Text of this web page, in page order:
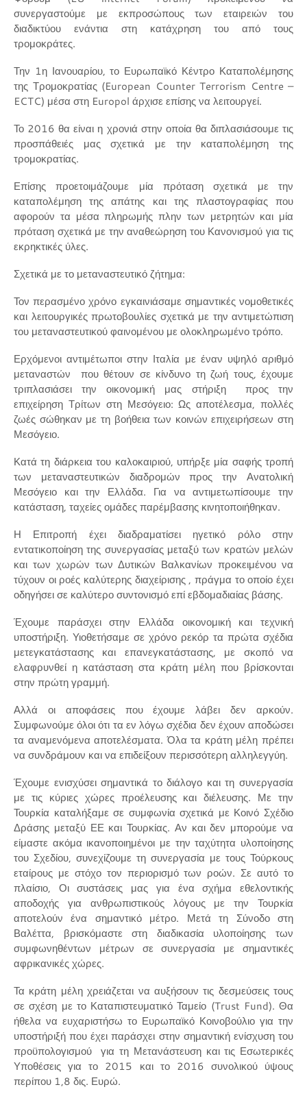
συνεργαστούμε με εκπροσώπους των εταιρειών του
διαδικτύου ενάντια στη κατάχρηση του από τους
τρομοκράτες.
Την 1η Ιανουαρίου, το Ευρωπαϊκό Κέντρο Καταπολέμησης
της Τρομοκρατίας (European Counter Terrorism Centre –
ECTC) μέσα στη Europol άρχισε επίσης να λειτουργεί.
Το 2016 θα είναι η χρονιά στην οποία θα διπλασιάσουμε τις
προσπάθειές μας σχετικά με την καταπολέμηση της
τρομοκρατίας.
Επίσης προετοιμάζουμε μία πρόταση σχετικά με την
καταπολέμηση της απάτης και της πλαστογραφίας που
αφορούν τα μέσα πληρωμής πλην των μετρητών και μία
πρόταση σχετικά με την αναθεώρηση του Κανονισμού για τις
εκρηκτικές ύλες.
Σχετικά με το μεταναστευτικό ζήτημα:
Τον περασμένο χρόνο εγκαινιάσαμε σημαντικές νομοθετικές
και λειτουργικές πρωτοβουλίες σχετικά με την αντιμετώπιση
του μεταναστευτικού φαινομένου με ολοκληρωμένο τρόπο.
Ερχόμενοι αντιμέτωποι στην Ιταλία με έναν υψηλό αριθμό
μεταναστών που θέτουν σε κίνδυνο τη ζωή τους, έχουμε
τριπλασιάσει την οικονομική μας στήριξη προς την
επιχείρηση Τρίτων στη Μεσόγειο: Ως αποτέλεσμα, πολλές
ζωές σώθηκαν με τη βοήθεια των κοινών επιχειρήσεων στη
Μεσόγειο.
Κατά τη διάρκεια του καλοκαιριού, υπήρξε μία σαφής τροπή
των μεταναστευτικών διαδρομών προς την Ανατολική
Μεσόγειο και την Ελλάδα. Για να αντιμετωπίσουμε την
κατάσταση, ταχείες ομάδες παρέμβασης κινητοποιήθηκαν.
Η Επιτροπή έχει διαδραματίσει ηγετικό ρόλο στην
εντατικοποίηση της συνεργασίας μεταξύ των κρατών μελών
και των χωρών των Δυτικών Βαλκανίων προκειμένου να
τύχουν οι ροές καλύτερης διαχείρισης , πράγμα το οποίο έχει
οδηγήσει σε καλύτερο συντονισμό επί εβδομαδιαίας βάσης.
Έχουμε παράσχει στην Ελλάδα οικονομική και τεχνική
υποστήριξη. Υιοθετήσαμε σε χρόνο ρεκόρ τα πρώτα σχέδια
μετεγκατάστασης και επανεγκατάστασης, με σκοπό να
ελαφρυνθεί η κατάσταση στα κράτη μέλη που βρίσκονται
στην πρώτη γραμμή.
Αλλά οι αποφάσεις που έχουμε λάβει δεν αρκούν.
Συμφωνούμε όλοι ότι τα εν λόγω σχέδια δεν έχουν αποδώσει
τα αναμενόμενα αποτελέσματα. Όλα τα κράτη μέλη πρέπει
να συνδράμουν και να επιδείξουν περισσότερη αλληλεγγύη.
Έχουμε ενισχύσει σημαντικά το διάλογο και τη συνεργασία
με τις κύριες χώρες προέλευσης και διέλευσης. Με την
Τουρκία καταλήξαμε σε συμφωνία σχετικά με Κοινό Σχέδιο
Δράσης μεταξύ ΕΕ και Τουρκίας. Αν και δεν μπορούμε να
είμαστε ακόμα ικανοποιημένοι με την ταχύτητα υλοποίησης
του Σχεδίου, συνεχίζουμε τη συνεργασία με τους Τούρκους
εταίρους με στόχο τον περιορισμό των ροών. Σε αυτό το
πλαίσιο, Οι συστάσεις μας για ένα σχήμα εθελοντικής
αποδοχής για ανθρωπιστικούς λόγους με την Τουρκία
αποτελούν ένα σημαντικό μέτρο. Μετά τη Σύνοδο στη
Βαλέττα, βρισκόμαστε στη διαδικασία υλοποίησης των
συμφωνηθέντων μέτρων σε συνεργασία με σημαντικές
αφρικανικές χώρες.
Τα κράτη μέλη χρειάζεται να αυξήσουν τις δεσμεύσεις τους
σε σχέση με το Καταπιστευματικό Ταμείο (Trust Fund). Θα
ήθελα να ευχαριστήσω το Ευρωπαϊκό Κοινοβούλιο για την
υποστήριξή που έχει παράσχει στην σημαντική ενίσχυση του
προϋπολογισμού για τη Μετανάστευση και τις Εσωτερικές
Υποθέσεις για το 2015 και το 2016 συνολικού ύψους
περίπου 1,8 δις. Ευρώ.